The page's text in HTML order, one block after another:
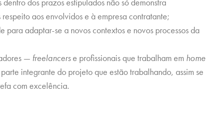
aos envolvidos e à empresa contratante;
adaptar-se a novos contextos e novos processos da
— freelancerse profissionais que trabalham em home
integrante do projeto que estão trabalhando, assim se
com excelência.